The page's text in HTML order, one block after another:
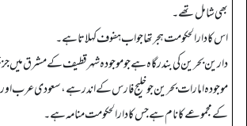
بھی شامل تھے۔
اس کا دارالحکومت ہجر تھا جواب ہفوف کہلاتا ہے۔
دارین بحرین کی بندرگاہ ہے جو موجودہ شہر قطیف کے مشرق میں
موجودہ امارات بحرین جو خلیج فارس کے اندر ہے، سعودی عرب
کے مجموعے کا نام ہے جس کا دارالحکومت منامہ ہے۔